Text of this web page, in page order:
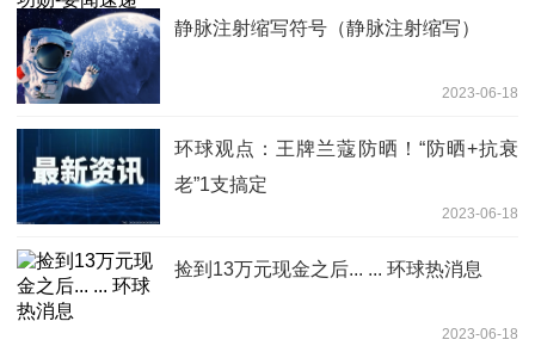
静脉注射缩写符号（静脉注射缩写）
2023-06-18
环球观点：王牌兰蔻防晒！“防晒+抗衰
老”1支搞定
2023-06-18
捡到13万元现金之后... ... 环球热消息
2023-06-18